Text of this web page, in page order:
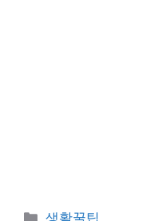
카
생활꿀팁